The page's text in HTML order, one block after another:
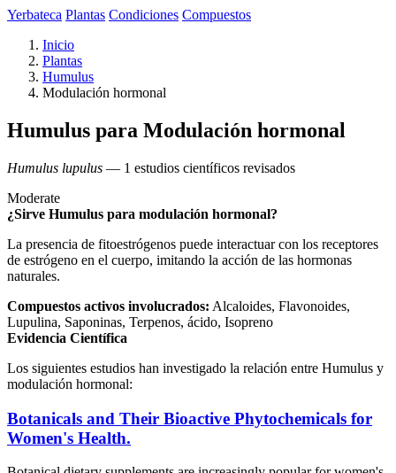
Yerbateca Plantas Condiciones Compuestos
Inicio
Plantas
Humulus
Modulación hormonal
Humulus para Modulación hormonal
Humulus lupulus — 1 estudios científicos revisados
Moderate
¿Sirve Humulus para modulación hormonal?
La presencia de fitoestrógenos puede interactuar con los receptores
de estrógeno en el cuerpo, imitando la acción de las hormonas
naturales.
Compuestos activos involucrados: Alcaloides, Flavonoides,
Lupulina, Saponinas, Terpenos, ácido, Isopreno
Evidencia Científica
Los siguientes estudios han investigado la relación entre Humulus y
modulación hormonal:
Botanicals and Their Bioactive Phytochemicals for
Women's Health.